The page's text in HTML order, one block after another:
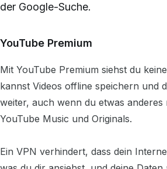
der Google-Suche.
YouTube Premium
Mit YouTube Premium siehst du
kannst Videos offline speichern und
weiter, auch wenn du etwas anderes
YouTube Music und Originals.
Ein VPN verhindert, dass dein